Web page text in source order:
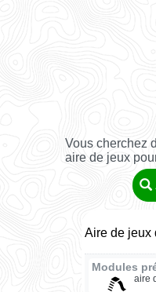
Vous cherchez
aire de jeux
Aire de jeux
Modules
aire